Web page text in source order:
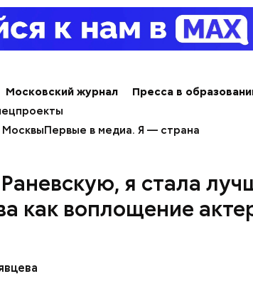
Московский журнал
Пресса в
Первые в медиа. Я — страна
я стала
как воплощение